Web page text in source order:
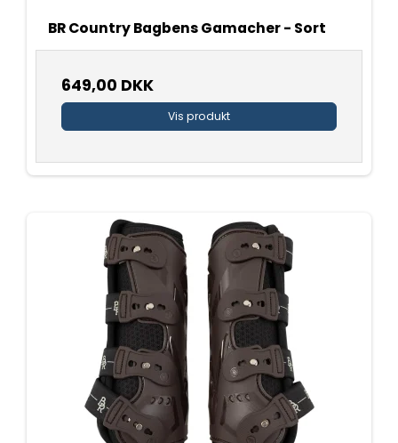
BR Country Bagbens Gamacher - Sort
649,00 DKK
Vis produkt